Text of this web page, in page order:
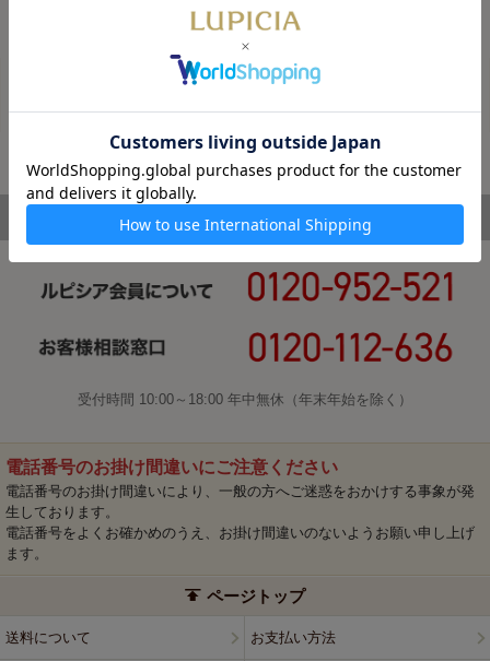
カスタマーハラスメントについて
受付時間 10:00～18:00 年中無休（年末年始を除く）
電話番号のお掛け間違いにご注意ください
電話番号のお掛け間違いにより、一般の方へご迷惑をおかけする事象が発
生しております。
電話番号をよくお確かめのうえ、お掛け間違いのないようお願い申し上げ
ます。
ページトップ
送料について お支払い方法